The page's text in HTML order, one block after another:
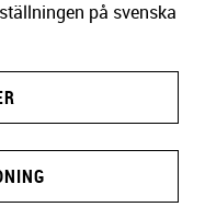
på svenska